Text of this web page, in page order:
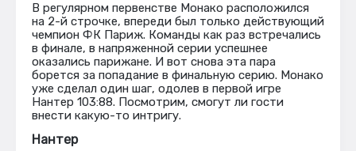
В регулярном первенстве Монако расположился
на 2-й строчке, впереди был только действующий
чемпион ФК Париж. Команды как раз встречались
в финале, в напряженной серии успешнее
оказались парижане. И вот снова эта пара
борется за попадание в финальную серию. Монако
уже сделал один шаг, одолев в первой игре
Нантер 103:88. Посмотрим, смогут ли гости
внести какую-то интригу.
Нантер